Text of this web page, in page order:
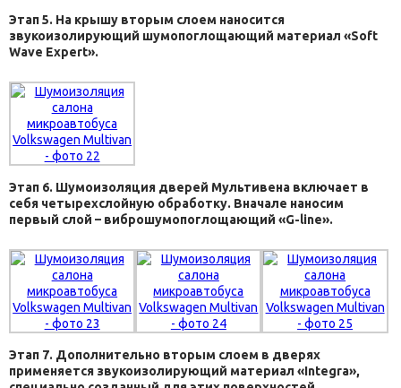
Этап 5. На крышу вторым слоем наносится
звукоизолирующий шумопоглощающий материал «Soft
Wave Expert».
Этап 6. Шумоизоляция дверей Мультивена включает в
себя четырехслойную обработку. Вначале наносим
первый слой – виброшумопоглощающий «G-line».
Этап 7. Дополнительно вторым слоем в дверях
применяется звукоизолирующий материал «Integra»,